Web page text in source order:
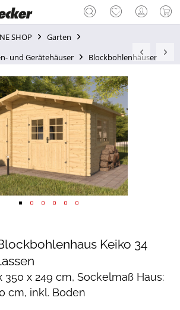
SHOP
Garten
und Gerätehäuser
Blockbohlenhäuser
Keiko 34
350 x 249 cm, Sockelmaß Haus:
cm, inkl. Boden